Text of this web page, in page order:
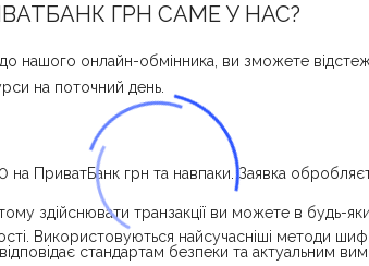
ГРН САМЕ У НАС?
нашого онлайн-обмінника, ви зможете
на поточний день.
ПриватБанк грн та навпаки. Заявка
здійснювати транзакції ви можете в будь-
Використовуються найсучасніші методи
стандартам безпеки та актуальним